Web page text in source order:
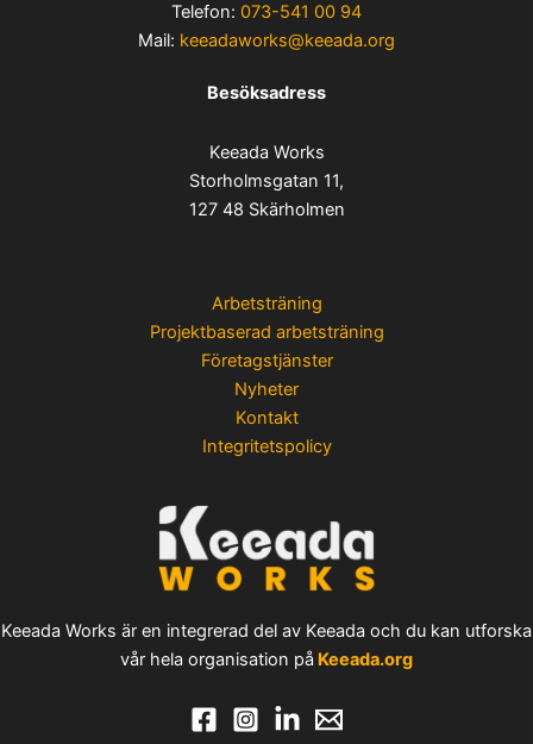
Telefon: 073-541 00 94
Mail: keeadaworks@keeada.org
Besöksadress
Keeada Works
Storholmsgatan 11,
127 48 Skärholmen
Arbetsträning
Projektbaserad arbetsträning
Företagstjänster
Nyheter
Kontakt
Integritetspolicy
Keeada Works är en integrerad del av Keeada och du kan utforska
vår hela organisation på Keeada.org